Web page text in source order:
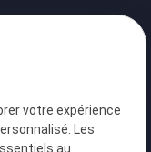
Jallieu
votre expérience
Les
au